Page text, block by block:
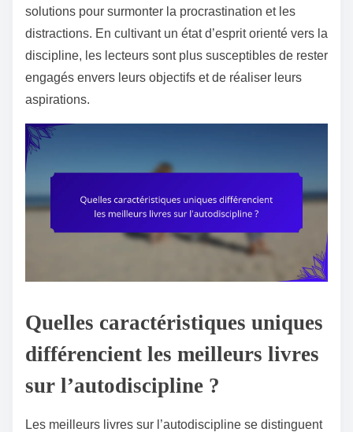
solutions pour surmonter la procrastination et les
distractions. En cultivant un état d’esprit orienté vers la
discipline, les lecteurs sont plus susceptibles de rester
engagés envers leurs objectifs et de réaliser leurs
aspirations.
Quelles caractéristiques uniques
différencient les meilleurs livres
sur l’autodiscipline ?
Les meilleurs livres sur l’autodiscipline se distinguent